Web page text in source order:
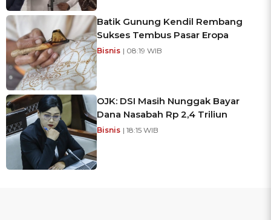
Batik Gunung Kendil Rembang
Sukses Tembus Pasar Eropa
Bisnis | 08:19 WIB
OJK: DSI Masih Nunggak Bayar
Dana Nasabah Rp 2,4 Triliun
Bisnis | 18:15 WIB